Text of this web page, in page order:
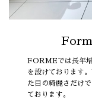
FORMEでは長年
を設けております
た目の綺麗さだけ
ております。